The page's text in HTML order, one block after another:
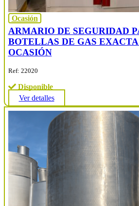
Ocasión
ARMARIO DE SEGURIDAD
BOTELLAS DE GAS EXACTA
OCASIÓN
Ref: 22020
Disponible
Ver detalles